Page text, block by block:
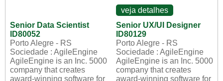
veja detalhes
Senior Data Scientist
ID80052
Porto Alegre - RS
Sociedade : AgileEngine
AgileEngine is an Inc. 5000
company that creates
award-winning software for
Senior UX/UI Designer
ID80129
Porto Alegre - RS
Sociedade : AgileEngine
AgileEngine is an Inc. 5000
company that creates
award-winning software for